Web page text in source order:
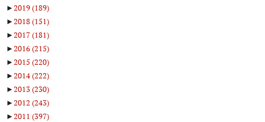
►2019(189)
►2018(151)
►2017(181)
►2016(215)
►2015 (220)
►2014(222)
►2013(230)
►2012 (243)
►2011 (397)